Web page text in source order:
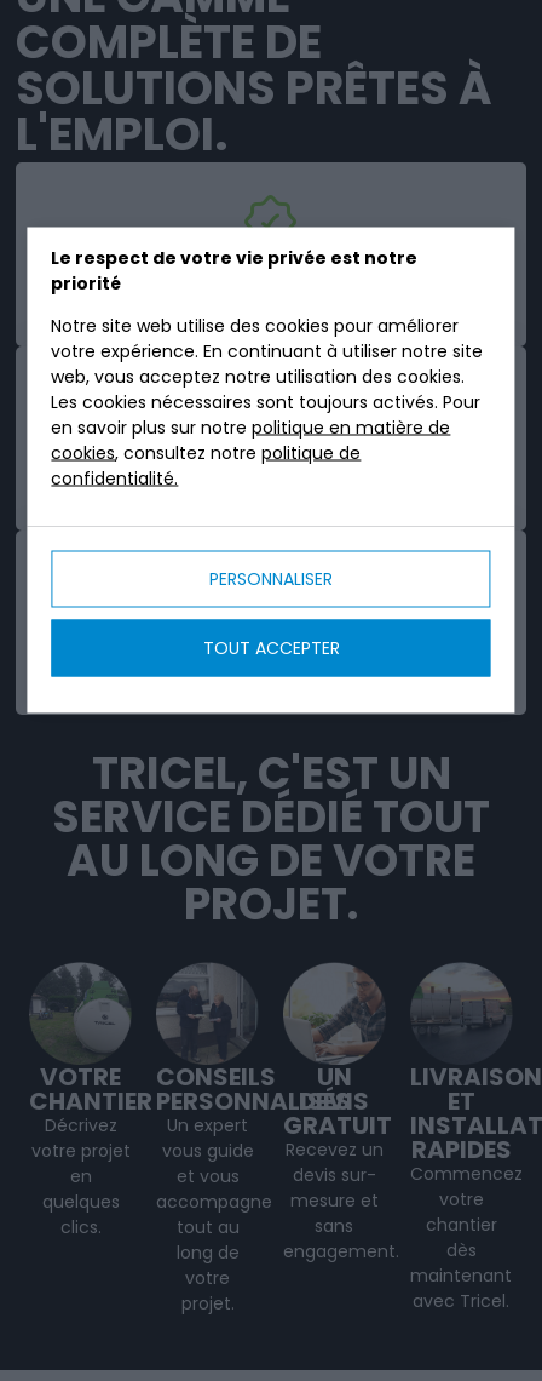
Le respect de votre vie privée est notre
priorité
Notre site web utilise des cookies pour améliorer
votre expérience. En continuant à utiliser notre site
web, vous acceptez notre utilisation des cookies.
Les cookies nécessaires sont toujours activés. Pour
en savoir plus sur notrepolitique en matière de
cookies, consultez notrepolitique de
confidentialité.
PERSONNALISER
TOUT ACCEPTER
COMPLÈTE DE
SOLUTIONS PRÊTES À
L'EMPLOI.
FIABLE
TRICEL, C'EST UN
SERVICE DÉDIÉ TOUT
AU LONG DE VOTRE
PROJET.
VOTRE
CHANTIER
Décrivez
votre projet
en
quelques
clics.
CONSEILS
PERSONNALISÉS
Un expert
vous guide
et vous
accompagne
tout au
long de
votre
projet.
UN
DEVIS
GRATUIT
Recevez un
devis sur-
mesure et
sans
engagement.
LIVRAISON
ET
RAPIDES
Commencez
votre
chantier
dès
maintenant
avec Tricel.